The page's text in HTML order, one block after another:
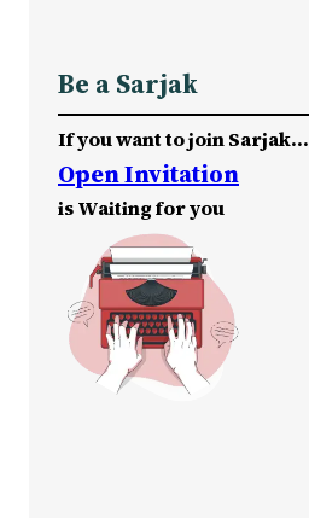
Be a Sarjak
If you want to join Sarjak…
Open Invitation
is Waiting for you